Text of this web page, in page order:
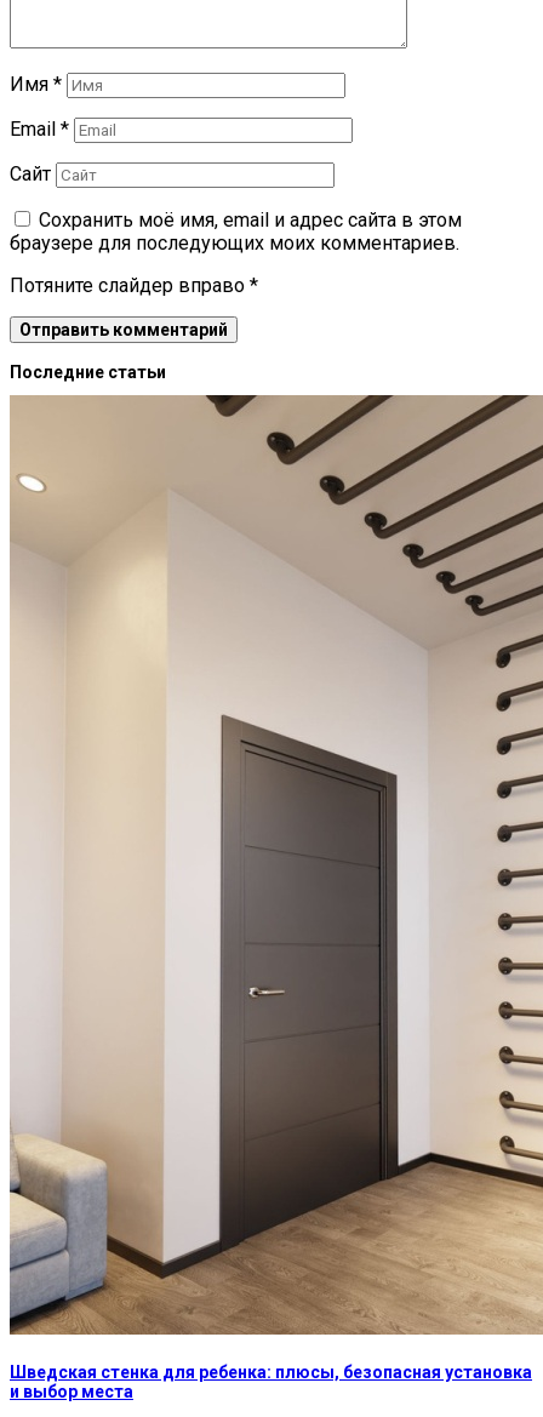
Имя *
Email *
Сайт
Сохранить моё имя, email и адрес сайта в этом
браузере для последующих моих комментариев.
Потяните слайдер вправо *
Последние статьи
Шведская стенка для ребенка: плюсы, безопасная установка
и выбор места